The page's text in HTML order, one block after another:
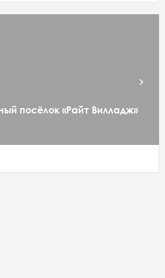
посёлок «Райт Вилладж»